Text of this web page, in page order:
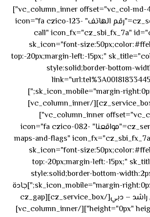
[vc_row_inner][vc_column_inner offset="vc_col-md-4"]
[cz_service_box title="رقم الهاتف" icon="fa czico-123-
call" icon_fx="cz_sbi_fx_7a"
sk_icon="font-
top:-20px;margin-left:-15px;"
style:solid;border-bottom-
sk_icon_mobile="margin-
[/cz_service_box][/vc_column_inner]
[vc_column_inner offset="vc_col-md-4"]
[cz_service_box title="مواقعنا" icon="fa czico-082-
maps-and-flags"
sk_icon="font-
top:-20px;margin-left:-15px;"
style:solid;border-bottom-
sk_icon_mobile="margin-right:0px;margin-left:0px;"]جادة
الشيخ محمد بن راشد – دبي[/cz_service_box][cz_gap
height="0px" height_tablet="50px"][/vc_column_inner]